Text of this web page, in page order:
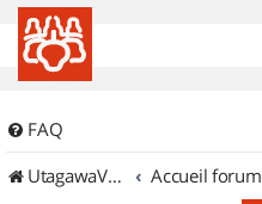
FAQ
UtagawaVTT (Randos VTT et VTTAE avec traces GPS)
Accueil forum